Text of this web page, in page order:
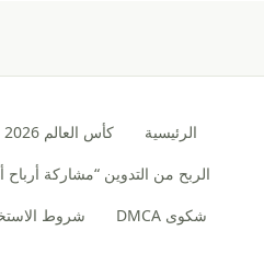
الرئيسية كأس العالم 2026
الربح من التدوين “مشاركة
شكوى DMCA
شروط